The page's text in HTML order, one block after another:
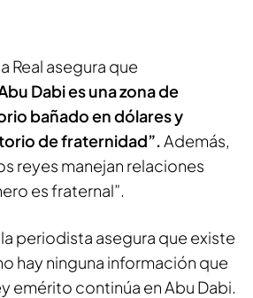
Real asegura que
Dabi es una zona de
bañado en dólares y
de fraternidad”.Además,
reyes manejan relaciones
es fraternal”.
periodista asegura que existe
hay ninguna información que
emérito continúa en Abu Dabi.